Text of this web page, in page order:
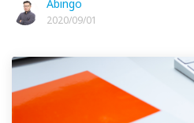
Abingo
2020/09/01